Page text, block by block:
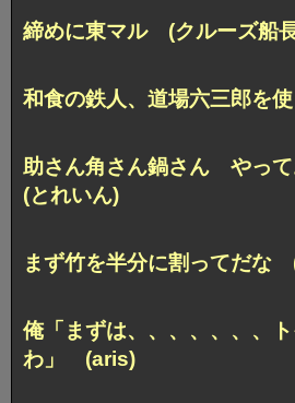
締めに東マル (クルーズ船
和食の鉄人、道場六三郎を
助さん角さん鍋さん やっ
(とれいん)
まず竹を半分に割ってだな
俺「まずは、、、、、、、
わ」 (aris)